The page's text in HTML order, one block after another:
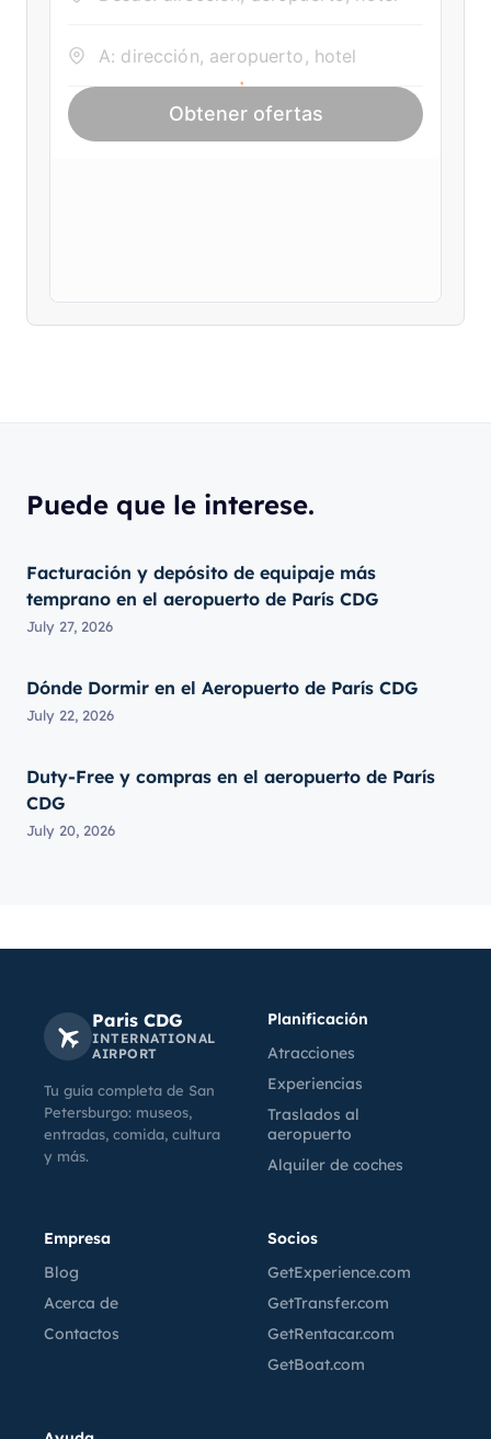
Puede que le interese.
Facturación y depósito de equipaje más
temprano en el aeropuerto de París CDG
July 27, 2026
Dónde Dormir en el Aeropuerto de París CDG
July 22, 2026
Duty-Free y compras en el aeropuerto de París
CDG
July 20, 2026
Paris CDG
INTERNATIONAL
AIRPORT
Tu guía completa de San
Petersburgo: museos,
entradas, comida, cultura
y más.
Planificación
Atracciones
Experiencias
Traslados al
aeropuerto
Alquiler de coches
Empresa
Blog
Acerca de
Contactos
Socios
GetExperience.com
GetTransfer.com
GetRentacar.com
GetBoat.com